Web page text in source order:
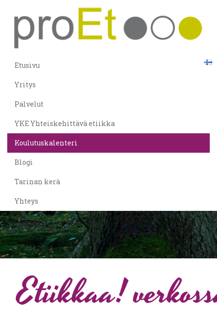
Etusivu
Yritys
Palvelut
YKE Yhteiskehittävä etiikka
Koulutuskalenteri
Blogi
Tarinan kerä
Yhteys